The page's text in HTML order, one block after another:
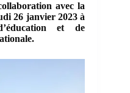
avec la
26 janvier 2023 à
et de